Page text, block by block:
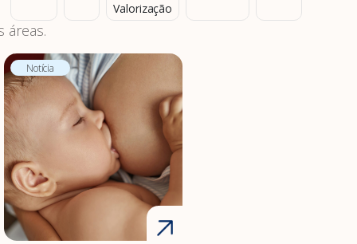
Valorização
áreas.
Notícia